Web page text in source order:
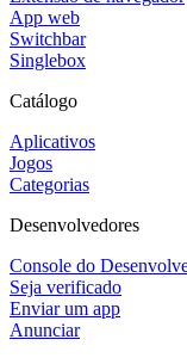
App web
Switchbar
Singlebox
Catálogo
Aplicativos
Jogos
Categorias
Desenvolvedores
Console do
Seja verificado
Enviar um app
Anunciar